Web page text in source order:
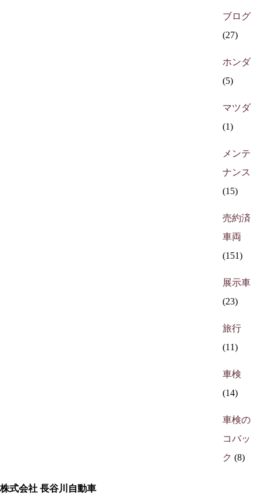
ブログ
(27)
ホンダ
(5)
マツダ
(1)
メンテ
ナンス
(15)
売約済
車両
(151)
展示車
(23)
旅行
(11)
車検
(14)
車検の
コバッ
ク (8)
株式会社 長谷川自動車